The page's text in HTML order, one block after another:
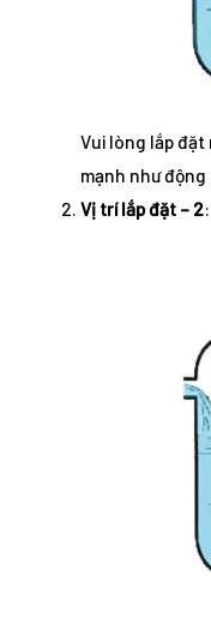
Vui lòng lắp
mạnh như động
Vị trí lắp đặt – 2: